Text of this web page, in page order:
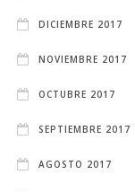
DICIEMBRE 2017
NOVIEMBRE 2017
OCTUBRE 2017
SEPTIEMBRE 2017
AGOSTO 2017